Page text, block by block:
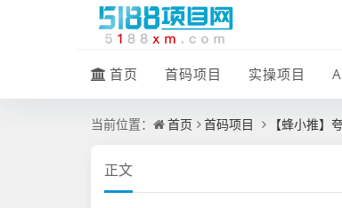
首页 首码项目 实操项目
当前位置： 首页 首码项目 【蜂小推】
正文